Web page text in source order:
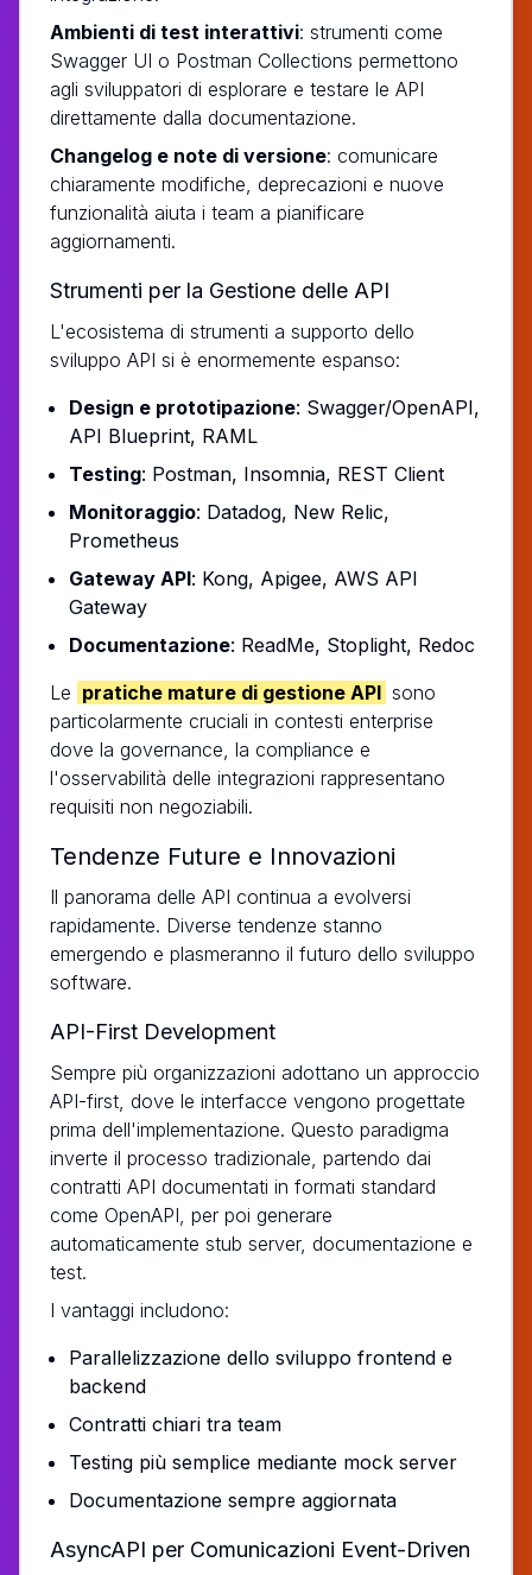
Ambienti di test interattivi: strumenti come
Swagger UI o Postman Collections permettono
agli sviluppatori di esplorare e testare le API
direttamente dalla documentazione.
Changelog e note di versione: comunicare
chiaramente modifiche, deprecazioni e nuove
funzionalità aiuta i team a pianificare
aggiornamenti.
Strumenti per la Gestione delle API
L'ecosistema di strumenti a supporto dello
sviluppo API si è enormemente espanso:
Design e prototipazione: Swagger/OpenAPI,
API Blueprint, RAML
Testing: Postman, Insomnia, REST Client
Monitoraggio: Datadog, New Relic,
Prometheus
Gateway API: Kong, Apigee, AWS API
Gateway
Documentazione: ReadMe, Stoplight, Redoc
Le pratiche mature di gestione API sono
particolarmente cruciali in contesti enterprise
dove la governance, la compliance e
l'osservabilità delle integrazioni rappresentano
requisiti non negoziabili.
Tendenze Future e Innovazioni
Il panorama delle API continua a evolversi
rapidamente. Diverse tendenze stanno
emergendo e plasmeranno il futuro dello sviluppo
software.
API-First Development
Sempre più organizzazioni adottano un approccio
API-first, dove le interfacce vengono progettate
prima dell'implementazione. Questo paradigma
inverte il processo tradizionale, partendo dai
contratti API documentati in formati standard
come OpenAPI, per poi generare
automaticamente stub server, documentazione e
test.
I vantaggi includono:
Parallelizzazione dello sviluppo frontend e
backend
Contratti chiari tra team
Testing più semplice mediante mock server
Documentazione sempre aggiornata
AsyncAPI per Comunicazioni Event-Driven